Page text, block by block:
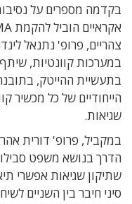
בקדמה מספרים על
צהריים, פרופ' נתנאל
במערכות קוונטיות, שיתף
בתעשיית ההייטק,
הייחודיים של כל מכשיר
שגיאות.
במקביל, פרופ' דורית
הדרך בנושא משפט
שתיקון שגיאות אפשרי
סיני חיבר בין השניים